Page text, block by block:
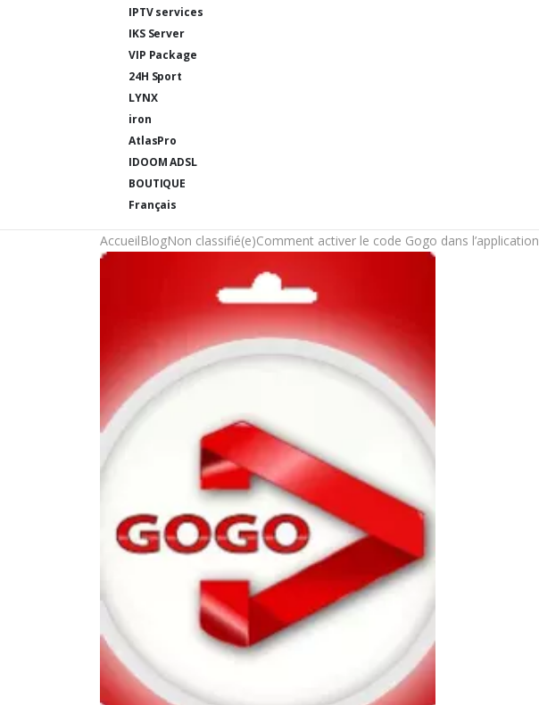
IPTV services
IKS Server
VIP Package
24H Sport
LYNX
iron
AtlasPro
IDOOM ADSL
BOUTIQUE
Français
AccueilBlogNon classifié(e)Comment activer le code Gogo dans l’application